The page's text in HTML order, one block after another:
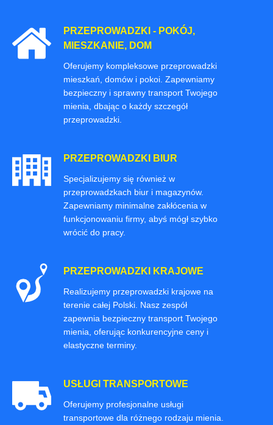
PRZEPROWADZKI - POKÓJ,
MIESZKANIE, DOM
Oferujemy kompleksowe przeprowadzki
mieszkań, domów i pokoi. Zapewniamy
bezpieczny i sprawny transport Twojego
mienia, dbając o każdy szczegół
przeprowadzki.
PRZEPROWADZKI BIUR
Specjalizujemy się również w
przeprowadzkach biur i magazynów.
Zapewniamy minimalne zakłócenia w
funkcjonowaniu firmy, abyś mógł szybko
wrócić do pracy.
PRZEPROWADZKI KRAJOWE
Realizujemy przeprowadzki krajowe na
terenie całej Polski. Nasz zespół
zapewnia bezpieczny transport Twojego
mienia, oferując konkurencyjne ceny i
elastyczne terminy.
USŁUGI TRANSPORTOWE
Oferujemy profesjonalne usługi
transportowe dla różnego rodzaju mienia.